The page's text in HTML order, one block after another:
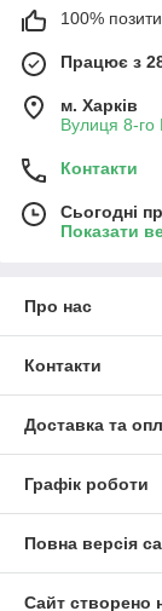
вхідну групу з
сфері систем
Італія.
приводи, здатні
Що таке
Секційні
вам потрібно
100%
Працює з
м. Харків
Вулиця 8-го
Контакти
Сьогодні
Показати
Про нас
Контакти
Доставка та
Графік роботи
Повна версія
Сайт створено